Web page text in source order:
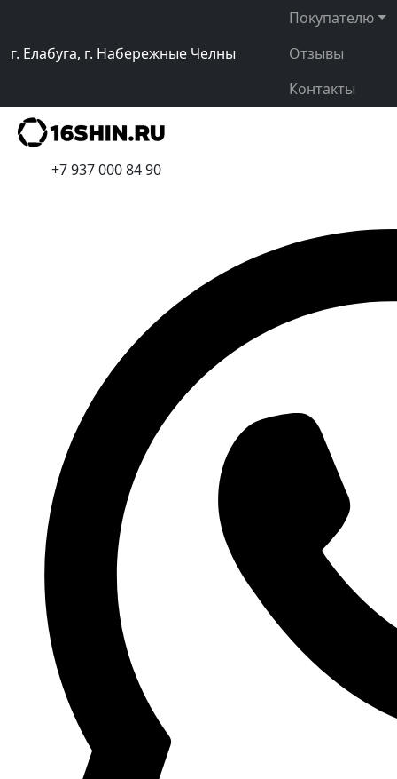
г. Елабуга, г. Набережные Челны
Покупателю
Отзывы
Контакты
+7 937 000 84 90